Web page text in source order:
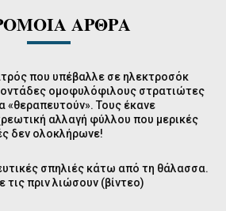
ΑΡΘΡΑ
που υπέβαλλε σε ηλεκτροσόκ
ομοφυλόφιλους στρατιώτες
«θεραπευτούν». Τους έκανε
αλλαγή φύλλου που μερικές
δεν ολοκλήρωνε!
σπηλιές κάτω από τη θάλασσα.
τις πριν λιώσουν (βίντεο)